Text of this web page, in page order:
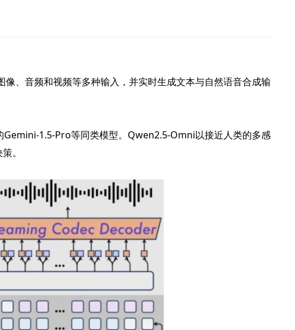
、音频和视频等多种输入，并实时生成文本与自然语音合成输
1.5-Pro等同类模型。Qwen2.5-Omni以接近人类的多感
。